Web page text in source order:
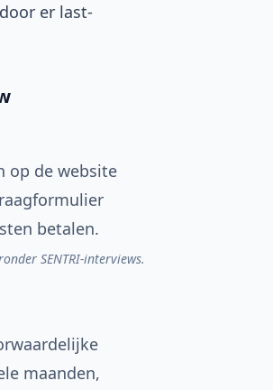
er last-
op de website
betalen.
SENTRI-interviews.
maanden,